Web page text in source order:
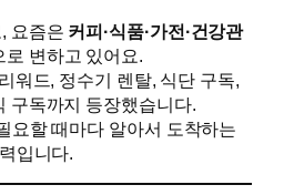
요즘은 커피·식품·가전·건강관
변하고 있어요.
워드, 정수기 렌탈, 식단 구독,
구독까지 등장했습니다.
요할 때마다 알아서 도착하는
입니다.